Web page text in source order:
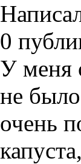
0
У меня
не
очень